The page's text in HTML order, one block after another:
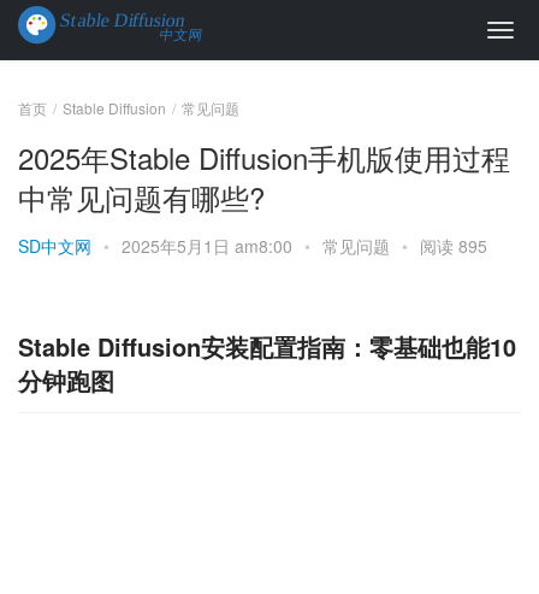
首页 Stable Diffusion 常见问题
2025年Stable Diffusion手机版使用过程
中常见问题有哪些?
SD中文网 • 2025年5月1日 am8:00 • 常见问题 • 阅读 895
Stable Diffusion安装配置指南：零基础也能10
分钟跑图